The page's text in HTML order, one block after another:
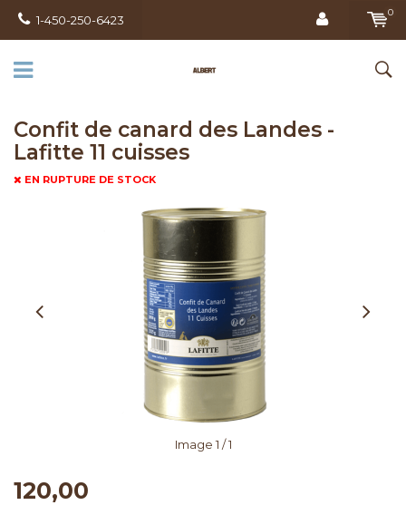
1-450-250-6423
0
Confit de canard des Landes -
Lafitte 11 cuisses
EN RUPTURE DE STOCK
Image 1 / 1
120,00